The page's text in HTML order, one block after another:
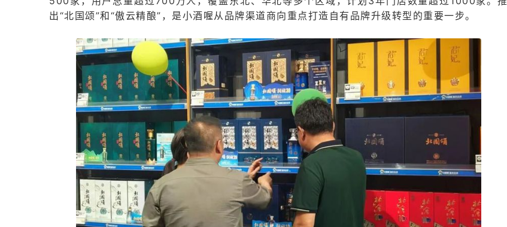
出“北国颂”和“傲云精酿”，是小酒喔从品牌渠道商向重点打造自有品牌升级转型的重要一步。